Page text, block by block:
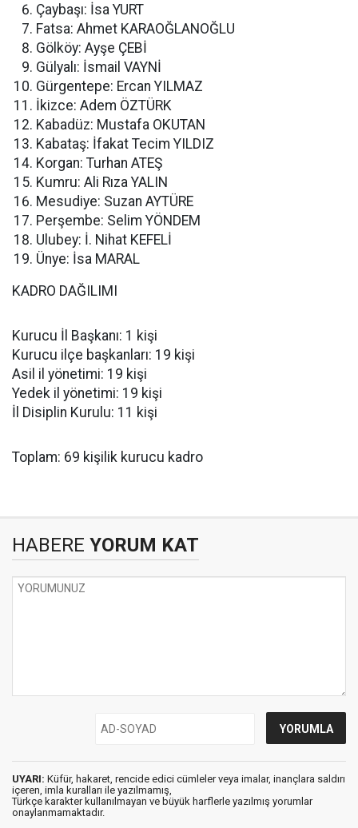
Çaybaşı: İsa YURT
Fatsa: Ahmet KARAOĞLANOĞLU
Gölköy: Ayşe ÇEBİ
Gülyalı: İsmail VAYNİ
Gürgentepe: Ercan YILMAZ
İkizce: Adem ÖZTÜRK
Kabadüz: Mustafa OKUTAN
Kabataş: İfakat Tecim YILDIZ
Korgan: Turhan ATEŞ
Kumru: Ali Rıza YALIN
Mesudiye: Suzan AYTÜRE
Perşembe: Selim YÖNDEM
Ulubey: İ. Nihat KEFELİ
Ünye: İsa MARAL
KADRO DAĞILIMI
Kurucu İl Başkanı: 1 kişi
Kurucu ilçe başkanları: 19 kişi
Asil il yönetimi: 19 kişi
Yedek il yönetimi: 19 kişi
İl Disiplin Kurulu: 11 kişi
Toplam: 69 kişilik kurucu kadro
HABERE YORUM KAT
UYARI: Küfür, hakaret, rencide edici cümleler veya imalar, inançlara saldırı
içeren, imla kuralları ile yazılmamış,
Türkçe karakter kullanılmayan ve büyük harflerle yazılmış yorumlar
onaylanmamaktadır.